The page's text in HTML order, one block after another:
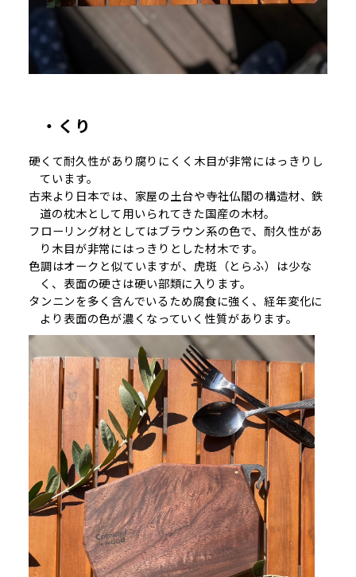
・くり
硬くて耐久性があり腐りにくく木目が非常にはっきりし
ています。
古来より日本では、家屋の土台や寺社仏閣の構造材、鉄
道の枕木として用いられてきた国産の木材。
フローリング材としてはブラウン系の色で、耐久性があ
り木目が非常にはっきりとした材木です。
色調はオークと似ていますが、虎斑（とらふ）は少な
く、表面の硬さは硬い部類に入ります。
タンニンを多く含んでいるため腐食に強く、経年変化に
より表面の色が濃くなっていく性質があります。